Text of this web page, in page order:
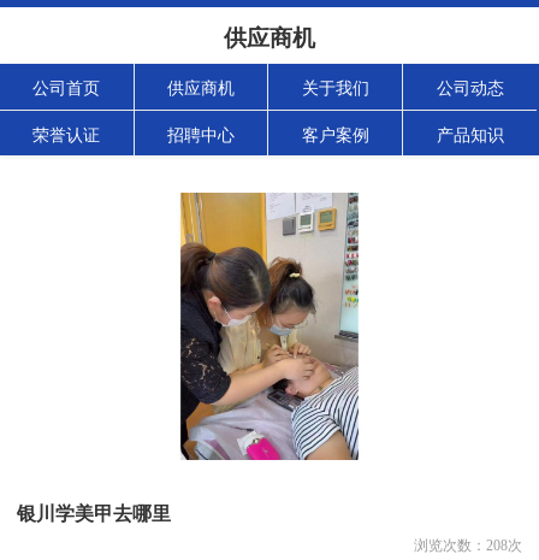
供应商机
公司首页 供应商机 关于我们 公司动态
荣誉认证 招聘中心 客户案例 产品知识
银川学美甲去哪里
浏览次数： 208次